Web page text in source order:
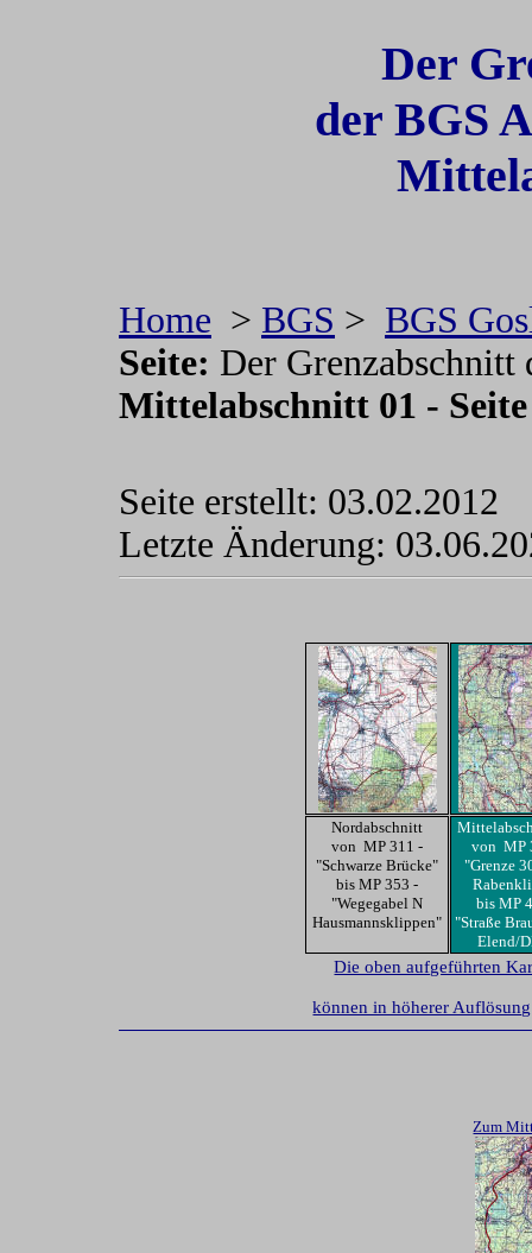
Der
der BGS
Mittel
Home > BGS > BGS
Seite: Der
Mittelabschnitt 01 - Seite
Seite erstellt: 03.02.2012
Letzte Änderung:
Nordabschnitt
von MP 311 -
"Schwarze Brücke"
bis MP 353 -
"Wegegabel N
Hausmannsklippen"
von MP
"Grenze
bis MP
"Straße
Elend/
Die oben aufgeführten
können in höherer
Zum